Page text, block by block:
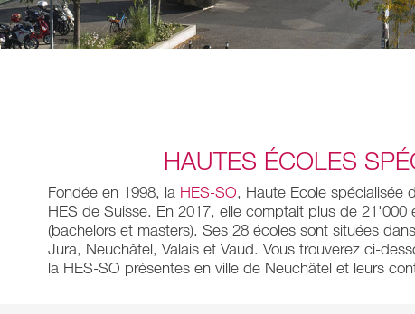
HAUTES ÉCOLES
Fondée en 1998, la HES-SO, Haute Ecole spécialisée
HES de Suisse. En 2017, elle comptait plus de
(bachelors et masters). Ses 28 écoles sont situées
Jura, Neuchâtel, Valais et Vaud. Vous trouverez ci-
la HES-SO présentes en ville de Neuchâtel et leurs